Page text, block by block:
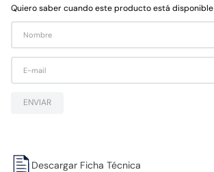
Quiero saber cuando este producto está disponible
ENVIAR
Descargar Ficha Técnica